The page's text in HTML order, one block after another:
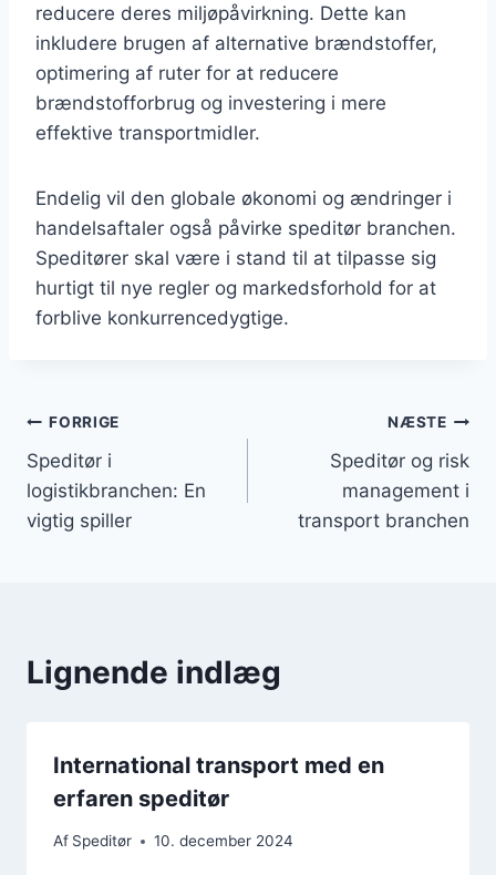
reducere deres miljøpåvirkning. Dette kan
inkludere brugen af alternative brændstoffer,
optimering af ruter for at reducere
brændstofforbrug og investering i mere
effektive transportmidler.
Endelig vil den globale økonomi og ændringer i
handelsaftaler også påvirke speditør branchen.
Speditører skal være i stand til at tilpasse sig
hurtigt til nye regler og markedsforhold for at
forblive konkurrencedygtige.
Indlægsnavigation
FORRIGE
Speditør i
logistikbranchen: En
vigtig spiller
NÆSTE
Speditør og risk
management i
transport branchen
Lignende indlæg
International transport med en
erfaren speditør
Af Speditør 10. december 2024